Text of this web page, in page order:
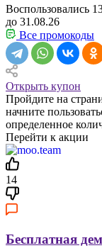
Воспользовались
до 31.08.26
Все промокоды
Открыть купон
Пройдите на
начните
определенное
Перейти к акции
14
Бесплатная